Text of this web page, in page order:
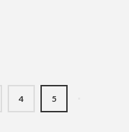
4 5